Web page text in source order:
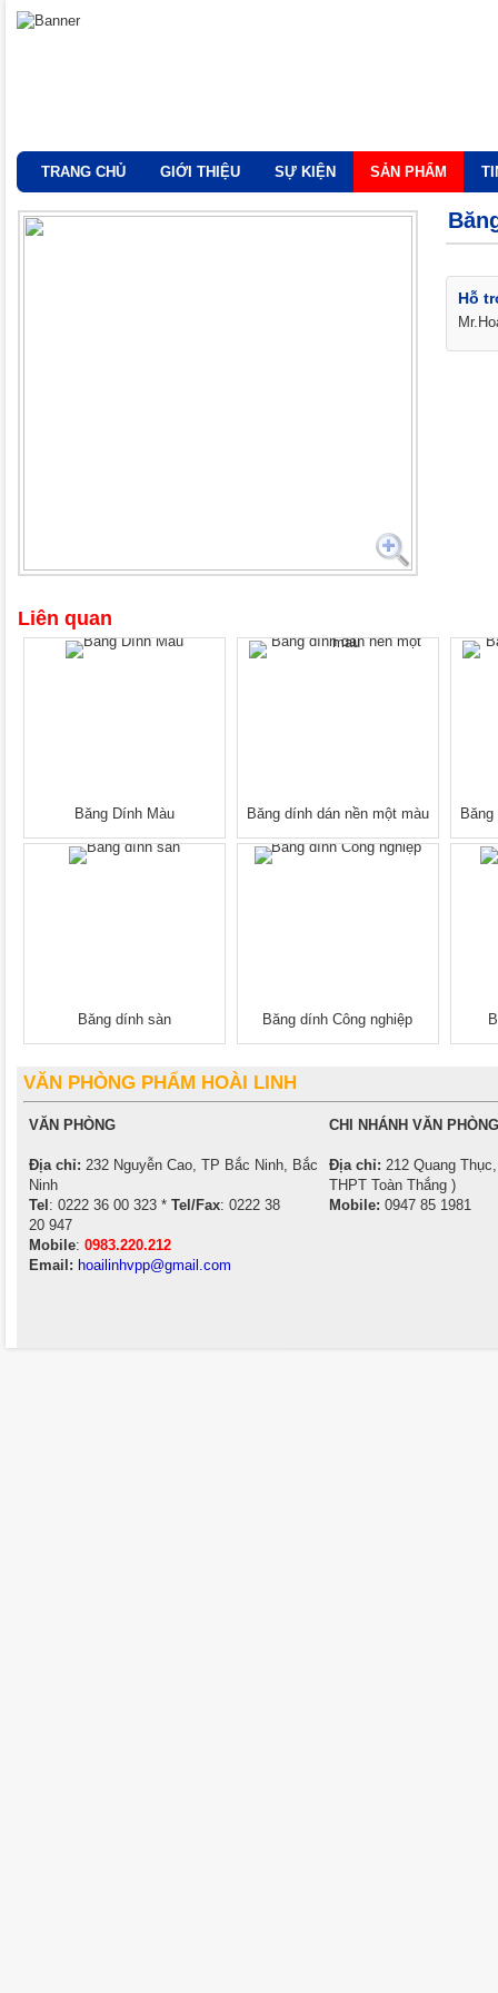
TRANG CHỦ GIỚI THIỆU SỰ KIỆN SẢN PHẨM
Hỗ
Liên quan
Băng Dính Màu Băng dính dán nền một màu
Băng dính sàn Băng dính Công nghiệp
VĂN PHÒNG PHẨM HOÀI LINH
VĂN PHÒNG
Địa chỉ: 232 Nguyễn Cao, TP Bắc Ninh, Bắc
Ninh
Tel : 0222 36 00 323 * Tel/Fax: 0222 38
20 947
Mobile: 0983.220.212
Email: hoailinhvpp@gmail.com
CHI NHÁNH VĂN
Địa chỉ: 212 Quang
THPT Toàn Thắng )
Mobile: 0947 85 1981